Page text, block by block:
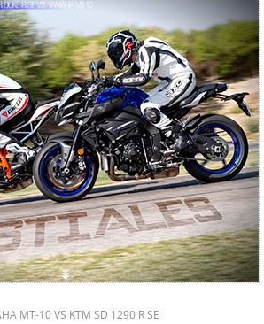
MT-10 VS KTM SD 1290 R SE